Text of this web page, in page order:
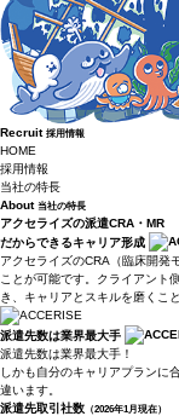
Recruit 採用情報
HOME
採用情報
当社の特長
About 当社の特長
アクセライズの派遣CRA・MR
だからできるキャリア形成
アクセライズのCRA（臨床開発
ことが可能です。クライアント
き、キャリアとスキルを磨くこ
派遣先数は業界最大手
派遣先数は業界最大手！
しかも自分のキャリアプランに
違います。
派遣先取引社数 （2026年1月現在）